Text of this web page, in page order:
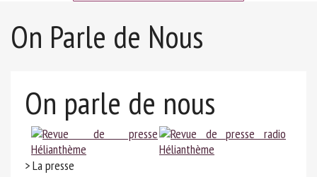
On Parle de Nous
On parle de nous
> La presse